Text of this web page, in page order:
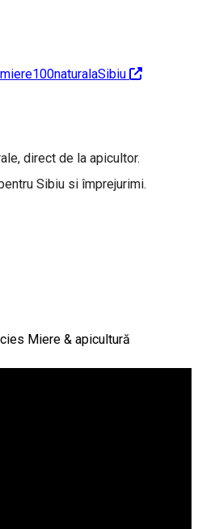
direct de la apicultor.
Sibiu si împrejurimi.
Miere & apicultură